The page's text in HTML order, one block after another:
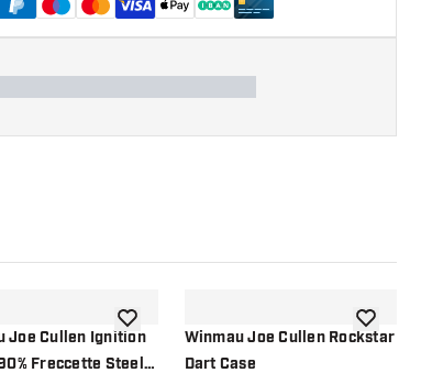
desideri
Joe Cullen Ignition
Freccette Steel
aggiungi alla lista dei desideri
Winmau Joe Cullen Rockstar
Dart Case
aggiungi